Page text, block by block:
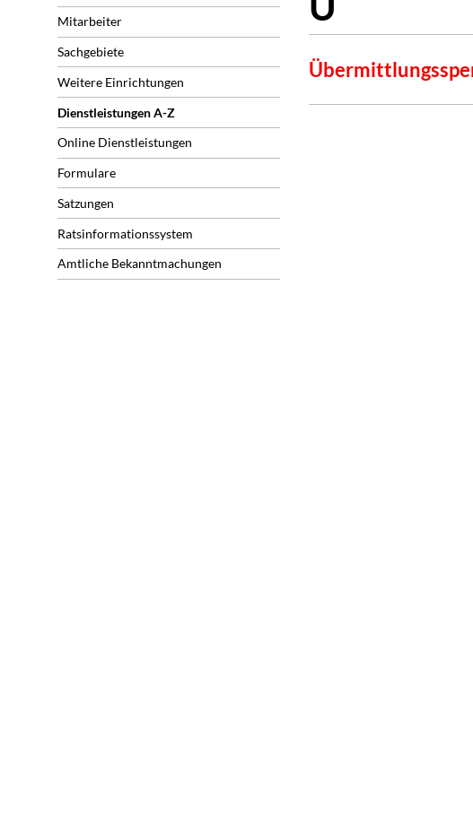
Mitarbeiter
Sachgebiete
Weitere Einrichtungen
Dienstleistungen A-Z
Online Dienstleistungen
Formulare
Satzungen
Ratsinformationssystem
Amtliche Bekanntmachungen